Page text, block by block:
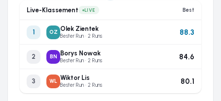
Live-Klassement LIVE Best
1 OZ Olek Zientek
Bester Run · 2 Runs 88.3
2 BN Borys Nowak
Bester Run · 2 Runs 84.6
3 WL Wiktor Lis
Bester Run · 2 Runs 80.1